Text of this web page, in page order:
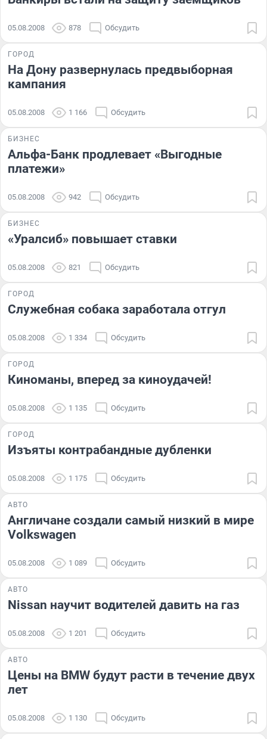
05.08.2008 878 Обсудить
ГОРОД
На Дону развернулась предвыборная
кампания
05.08.2008 1 166 Обсудить
БИЗНЕС
Альфа-Банк продлевает «Выгодные
платежи»
05.08.2008 942 Обсудить
БИЗНЕС
«Уралсиб» повышает ставки
05.08.2008 821 Обсудить
ГОРОД
Служебная собака заработала отгул
05.08.2008 1 334 Обсудить
ГОРОД
Киноманы, вперед за киноудачей!
05.08.2008 1 135 Обсудить
ГОРОД
Изъяты контрабандные дубленки
05.08.2008 1 175 Обсудить
АВТО
Англичане создали самый низкий в мире
Volkswagen
05.08.2008 1 089 Обсудить
АВТО
Nissan научит водителей давить на газ
05.08.2008 1 201 Обсудить
АВТО
Цены на BMW будут расти в течение двух
лет
05.08.2008 1 130 Обсудить